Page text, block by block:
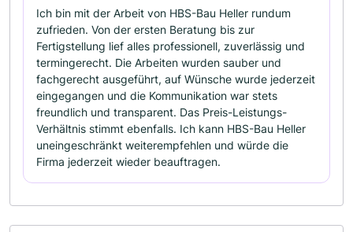
Ich bin mit der Arbeit von HBS-Bau Heller rundum
zufrieden. Von der ersten Beratung bis zur
Fertigstellung lief alles professionell, zuverlässig und
termingerecht. Die Arbeiten wurden sauber und
fachgerecht ausgeführt, auf Wünsche wurde jederzeit
eingegangen und die Kommunikation war stets
freundlich und transparent. Das Preis-Leistungs-
Verhältnis stimmt ebenfalls. Ich kann HBS-Bau Heller
uneingeschränkt weiterempfehlen und würde die
Firma jederzeit wieder beauftragen.